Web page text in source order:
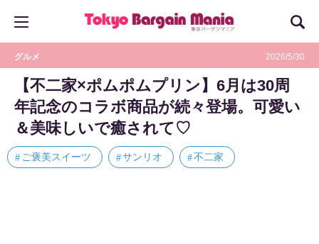
グルメ 2026/5/30
【不二家×ポムポムプリン】6月は30周
年記念のコラボ商品が続々登場。可愛い
＆美味しいで癒されて♡
ご褒美スイーツ サンリオ 不二家